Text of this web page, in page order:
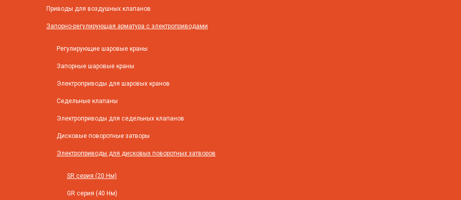
Приводы для воздушных клапанов
Запорно-регулирующая арматура с электроприводами
Регулирующие шаровые краны
Запорные шаровые краны
Электроприводы для шаровых кранов
Седельные клапаны
Электроприводы для седельных клапанов
Дисковые поворотные затворы
Электроприводы для дисковых поворотных затворов
SR cерия (20 Нм)
GR cерия (40 Нм)